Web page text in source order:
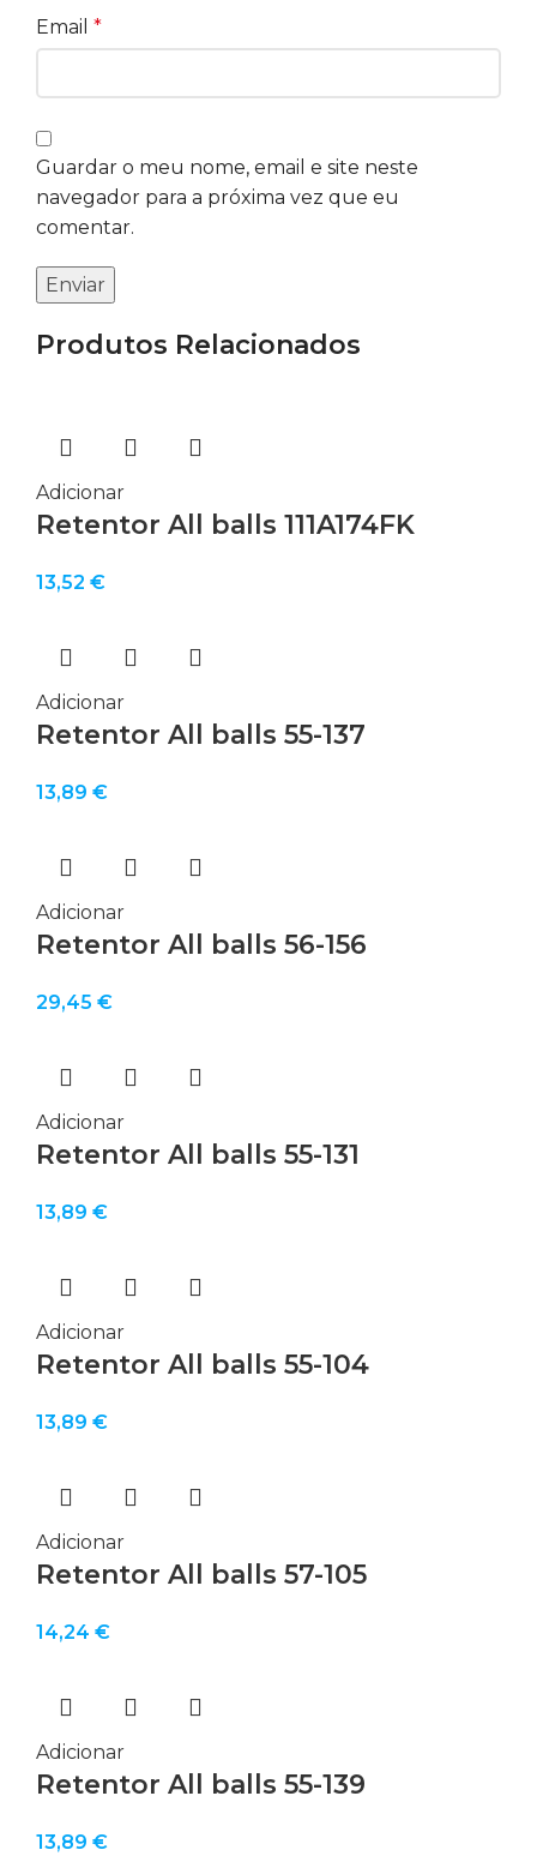
Email *
Guardar o meu nome, email e site neste
navegador para a próxima vez que eu
comentar.
Produtos Relacionados
Adicionar
Retentor All balls 111A174FK
13,52 €
Adicionar
Retentor All balls 55-137
13,89 €
Adicionar
Retentor All balls 56-156
29,45 €
Adicionar
Retentor All balls 55-131
13,89 €
Adicionar
Retentor All balls 55-104
13,89 €
Adicionar
Retentor All balls 57-105
14,24 €
Adicionar
Retentor All balls 55-139
13,89 €